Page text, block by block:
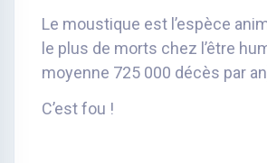
Le moustique est l’espèce
le plus de morts chez l’être
moyenne 725 000 décès par
C’est fou !